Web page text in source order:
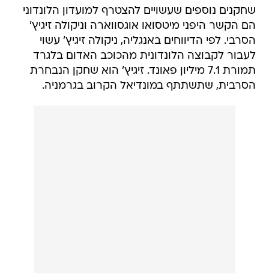
שחקנים נוספים שעשויים להצטרף למועדון הלונדוני
הם הקשר היפני מיטסואו אוגסווארה וניקולה זיגיץ'
הסרבי. לפי הדיווחים באנגליה, ניקולה זיגיץ' עשוי
לעבור לקבוצה הלונדונית מהכוכב האדום בלגרד
תמורת 7.1 מיליון פאונד. זיגיץ' הוא שחקן הנבחרת
הסרבית, שתשתתף במונדיאל הקרוב בגרמניה.